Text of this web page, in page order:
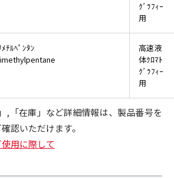
ｸﾞﾗﾌｨｰ
用
ﾁﾙﾍﾟﾝﾀﾝ
高速液
体ｸﾛﾏﾄ
ｸﾞﾗﾌｨｰ
用
,「在庫」など詳細情報は、製品番号を
認いただけます。
用に際して